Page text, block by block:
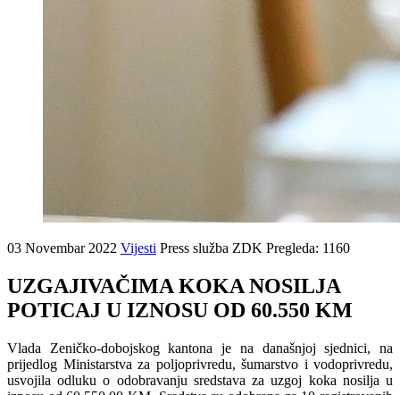
03 Novembar 2022 Vijesti Press služba ZDK Pregleda: 1160
UZGAJIVAČIMA KOKA NOSILJA
POTICAJ U IZNOSU OD 60.550 KM
Vlada Zeničko-dobojskog kantona je na današnjoj sjednici, na
prijedlog Ministarstva za poljoprivredu, šumarstvo i vodoprivredu,
usvojila odluku o odobravanju sredstava za uzgoj koka nosilja u